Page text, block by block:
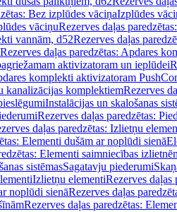
Bez izplūdes vāciņaIzplūdes
vāciņuRezerves daļas
vannām, d52Rezerves daļas
Rezerves daļas paredzētas: Apdares
aktivizatoram un ieplūdei
komplekti aktivizatoram
kanalizācijas komplektiemRezerves
Instalācijas un skalošanas
Rezerves daļas paredzētas:
daļas paredzētas: Izlietņu
Elementi dušām ar noplūdi sienā
Elementi saimniecības
sistēmasSagatavju piederumi
Izlietņu elementiRezerves daļas
noplūdi sienāRezerves daļas
Rezerves daļas paredzētas: